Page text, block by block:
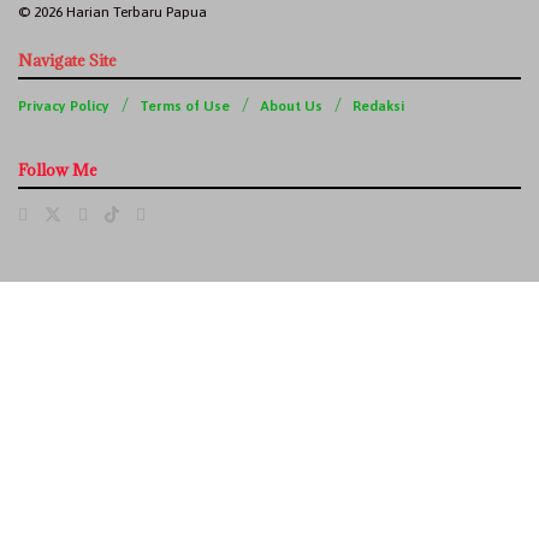
© 2026 Harian Terbaru Papua
Navigate Site
Privacy Policy Terms of Use About Us Redaksi
Follow Me